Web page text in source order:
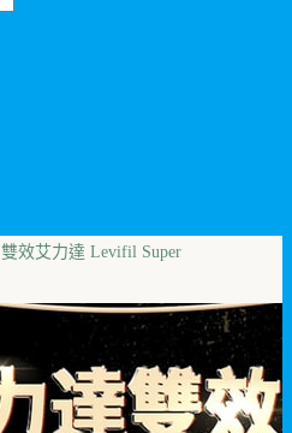
雙效艾力達 Levifil Super